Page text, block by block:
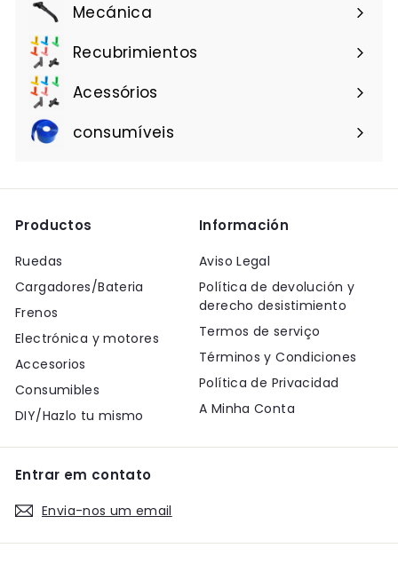
Mecánica
Recubrimientos
Acessórios
consumíveis
Productos
Ruedas
Cargadores/Bateria
Frenos
Electrónica y motores
Accesorios
Consumibles
DIY/Hazlo tu mismo
Información
Aviso Legal
Política de devolución y
derecho desistimiento
Termos de serviço
Términos y Condiciones
Política de Privacidad
A Minha Conta
Entrar em contato
Envia-nos um email